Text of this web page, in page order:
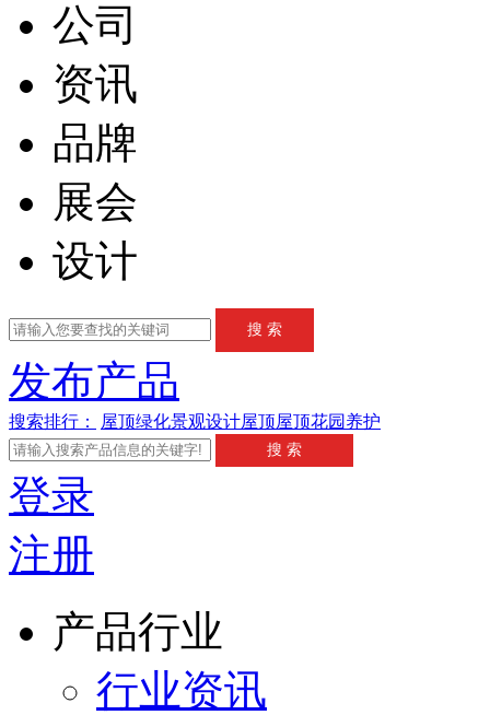
公司
资讯
品牌
展会
设计
发布产品
搜索排行： 屋顶绿化景观设计屋顶屋顶花园 养护
登录
注册
产品行业
行业资讯